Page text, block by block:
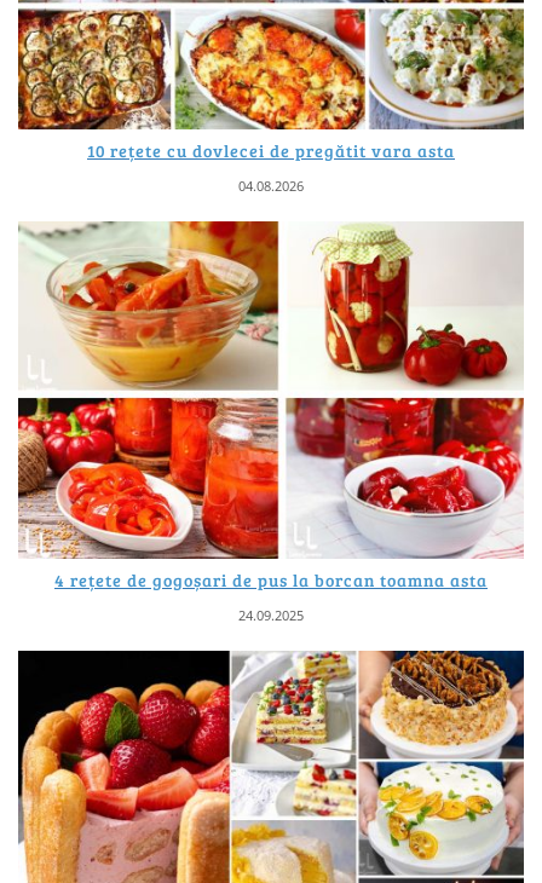
10 rețete cu dovlecei de pregătit vara asta
04.08.2026
4 rețete de gogoșari de pus la borcan toamna asta
24.09.2025